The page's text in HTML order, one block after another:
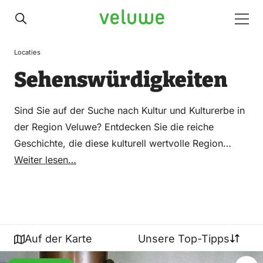
Veluwe
Locaties
Sehenswürdigkeiten
Sind Sie auf der Suche nach Kultur und Kulturerbe in
der Region Veluwe? Entdecken Sie die reiche
Geschichte, die diese kulturell wertvolle Region
durchzieht. Ob Sie nun durch beeindruckende
mit zeitgenössischer Kunst bis hin zu authentischen
Mühlen, Pumpwerken und monumentalen Kirchen
Weiter lesen…
Auf der Karte Unsere Top-Tipps